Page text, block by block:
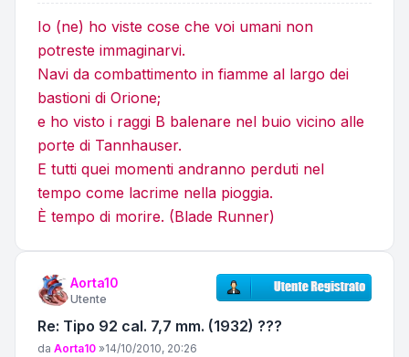
Io (ne) ho viste cose che voi umani non
potreste immaginarvi.
Navi da combattimento in fiamme al largo dei
bastioni di Orione;
e ho visto i raggi B balenare nel buio vicino alle
porte di Tannhauser.
E tutti quei momenti andranno perduti nel
tempo come lacrime nella pioggia.
È tempo di morire. (Blade Runner)
Aorta10
Utente
Re: Tipo 92 cal. 7,7 mm. (1932) ???
Messaggio
da Aorta10 »14/10/2010, 20:26